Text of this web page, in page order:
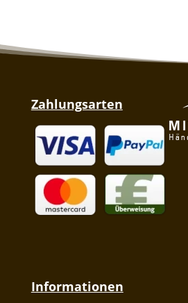
Zahlungsarten
Informationen